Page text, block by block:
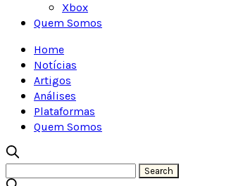
Xbox
Quem Somos
Home
Notícias
Artigos
Análises
Plataformas
Quem Somos